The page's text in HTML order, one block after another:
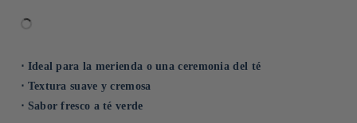
⋅ Ideal para la merienda o una ceremonia del té
⋅ Textura suave y cremosa
⋅ Sabor fresco a té verde